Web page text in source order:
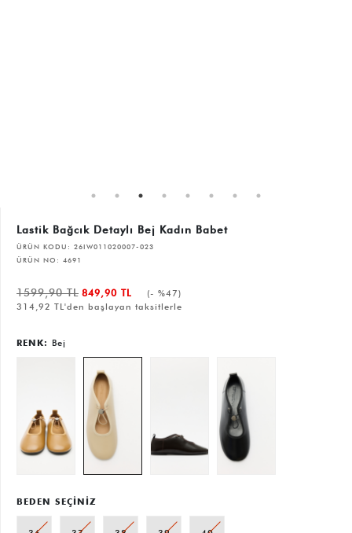
Lastik Bağcık Detaylı Bej Kadın Babet
ÜRÜN KODU: 26IW011020007-023
ÜRÜN NO: 4691
1599,90 TL 849,90 TL
(- %47)
314,92 TL'den başlayan taksitlerle
RENK: Bej
BEDEN SEÇİNİZ